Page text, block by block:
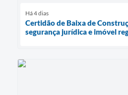
Há 4 dias
Certidão de Baixa de
segurança jurídica e imóvel